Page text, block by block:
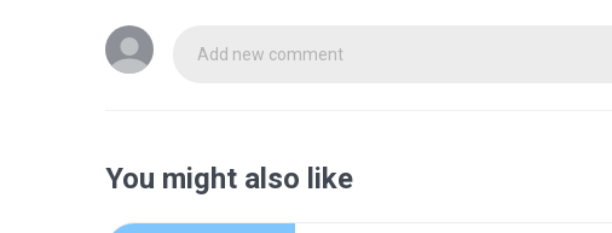
Add new comment
You might also like